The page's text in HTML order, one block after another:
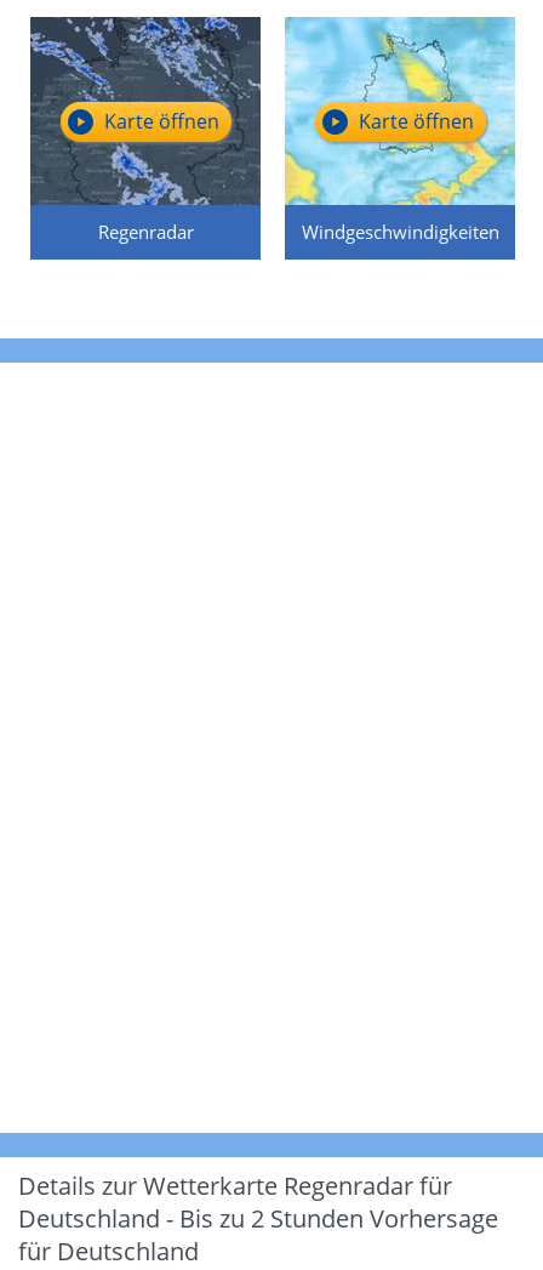
Regenradar
Karte öffnen
Windgeschwindigkeiten
Karte öffnen
Details zur Wetterkarte Regenradar für
Deutschland - Bis zu 2 Stunden Vorhersage
für Deutschland